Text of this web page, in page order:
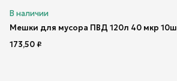
В наличии
Мешки для мусора ПВД 120л 40 мкр
173,50₽